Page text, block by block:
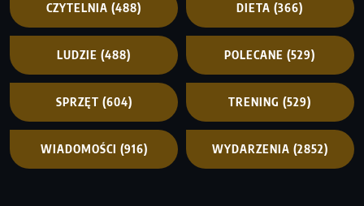
CZYTELNIA (488) DIETA (366)
LUDZIE (488) POLECANE (529)
SPRZĘT (604) TRENING (529)
WIADOMOŚCI (916) WYDARZENIA (2852)